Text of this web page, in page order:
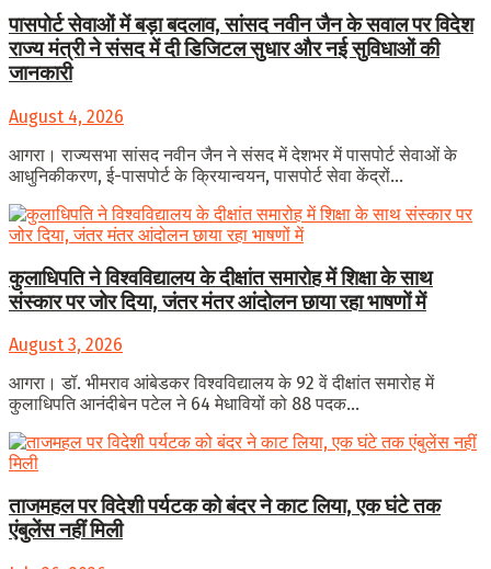
पासपोर्ट सेवाओं में बड़ा बदलाव, सांसद नवीन जैन के सवाल पर विदेश
राज्य मंत्री ने संसद में दी डिजिटल सुधार और नई सुविधाओं की
जानकारी
August 4, 2026
आगरा। राज्यसभा सांसद नवीन जैन ने संसद में देशभर में पासपोर्ट सेवाओं के
आधुनिकीकरण, ई-पासपोर्ट के क्रियान्वयन, पासपोर्ट सेवा केंद्रों...
कुलाधिपति ने विश्वविद्यालय के दीक्षांत समारोह में शिक्षा के साथ
संस्कार पर जोर दिया, जंतर मंतर आंदोलन छाया रहा भाषणों में
August 3, 2026
आगरा। डॉ. भीमराव आंबेडकर विश्वविद्यालय के 92 वें दीक्षांत समारोह में
कुलाधिपति आनंदीबेन पटेल ने 64 मेधावियों को 88 पदक...
ताजमहल पर विदेशी पर्यटक को बंदर ने काट लिया, एक घंटे तक
एंबुलेंस नहीं मिली